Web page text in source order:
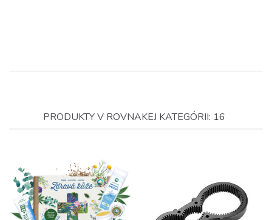
PRODUKTY V ROVNAKEJ KATEGÓRII: 16